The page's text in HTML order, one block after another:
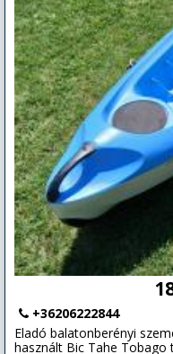
+36206222844
Eladó balatonberényi
használt Bic Tahe Tobago